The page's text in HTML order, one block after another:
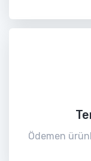
Ödemen